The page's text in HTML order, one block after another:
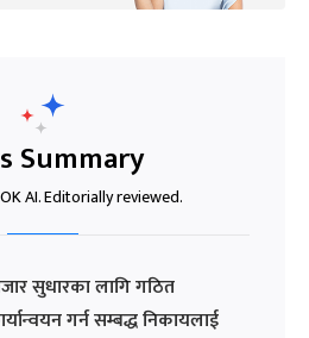
Summary
AI. Editorially reviewed.
सुधारका लागि गठित
गर्न सम्बद्ध निकायलाई